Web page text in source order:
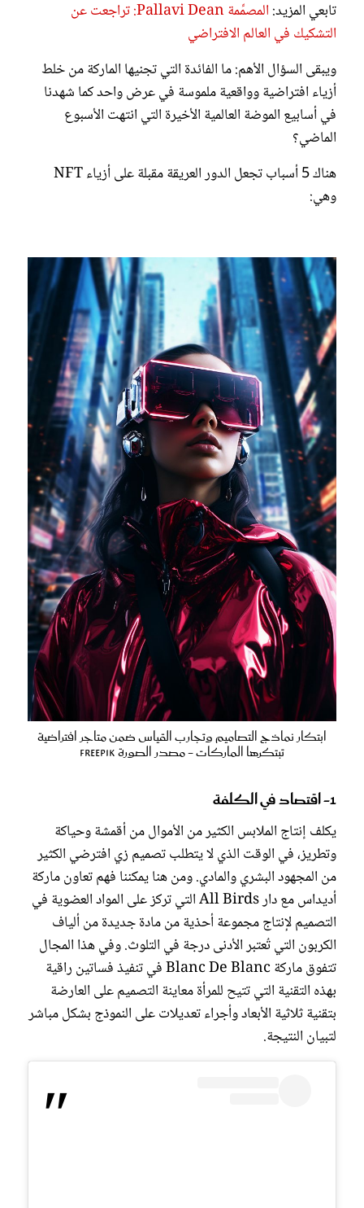
تابعي المزيد:
المصمِّمة Pallavi Dean: تراجعت عن
التشكيك في العالم الافتراضي
ويبقى السؤال الأهم: ما الفائدة التي تجنيها الماركة من خلط
أزياء افتراضية وواقعية ملموسة في عرض واحد كما شهدنا
في أسابيع الموضة العالمية الأخيرة التي انتهت الأسبوع
الماضي؟
هناك 5 أسباب تجعل الدور العريقة مقبلة على أزياء NFT
وهي:
ابتكار نماذج التصاميم وتجارب القياس ضمن متاجر افتراضية
تبتكرها الماركات - مصدر الصورة Freepik
1- اقتصاد في الكلفة
يكلف إنتاج الملابس الكثير من الأموال من أقمشة وحياكة
وتطريز، في الوقت الذي لا يتطلب تصميم زي افترضي الكثير
من المجهود البشري والمادي. ومن هنا يمكننا فهم تعاون ماركة
أديداس مع دار All Birds التي تركز على المواد العضوية في
التصميم لإنتاج مجموعة أحذية من مادة جديدة من ألياف
الكربون التي تُعتبر الأدنى درجة في التلوث. وفي هذا المجال
تتفوق ماركة Blanc De Blanc في تنفيذ فساتين راقية
بهذه التقنية التي تتيح للمرأة معاينة التصميم على العارضة
بتقنية ثلاثية الأبعاد وأجراء تعديلات على النموذج بشكل مباشر
لتبيان النتيجة.